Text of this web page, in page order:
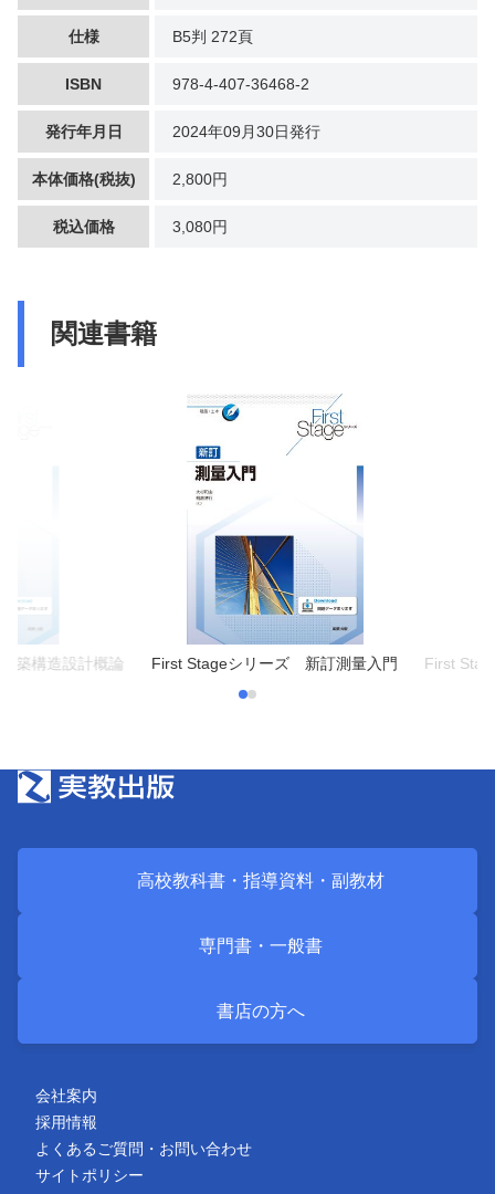
仕様 B5判 272頁
ISBN 978-4-407-36468-2
発行年月日 2024年09月30日発行
本体価格(税抜) 2,800円
税込価格 3,080円
関連書籍
築構造設計概論 First Stageシリーズ 新訂測量入門 First
高校教科書・ 指導資料・ 副教材
専門書・ 一般書
書店の方へ
会社案内
採用情報
よくあるご質問・お問い合わせ
サイトポリシー